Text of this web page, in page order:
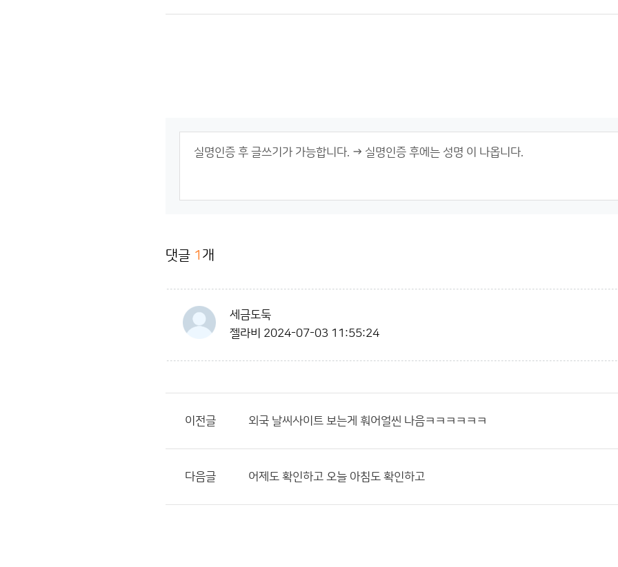
댓글 1 개
세금도둑
젤라비 2024-07-03 11:55:24
이전글 외국 날씨사이트 보는게 훠어얼씬 나음ㅋㅋㅋㅋㅋㅋ
다음글 어제도 확인하고 오늘 아침도 확인하고